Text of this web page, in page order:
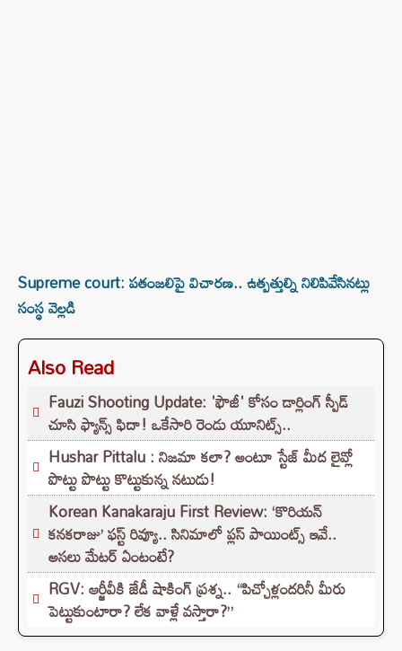
Supreme court: పతంజలిపై విచారణ.. ఉత్పత్తుల్ని నిలిపివేసినట్లు
సంస్థ వెల్లడి
Also Read
Fauzi Shooting Update: 'ఫౌజీ' కోసం డార్లింగ్ స్పీడ్
చూసి ఫ్యాన్స్ ఫిదా! ఒకేసారి రెండు యూనిట్స్..
Hushar Pittalu : నిజమా కలా? అంటూ స్టేజ్ మీద లైవ్లో
పొట్టు పొట్టు కొట్టుకున్న నటుడు!
Korean Kanakaraju First Review: ‘కొరియన్
కనకరాజు’ ఫస్ట్ రివ్యూ.. సినిమాలో ప్లస్ పాయింట్స్ ఇవే..
అసలు మేటర్ ఏంటంటే?
RGV: ఆర్జీవీకి జేడీ షాకింగ్ ప్రశ్న.. “పిచ్చోళ్లందరినీ మీరు
పెట్టుకుంటారా? లేక వాళ్లే వస్తారా?”